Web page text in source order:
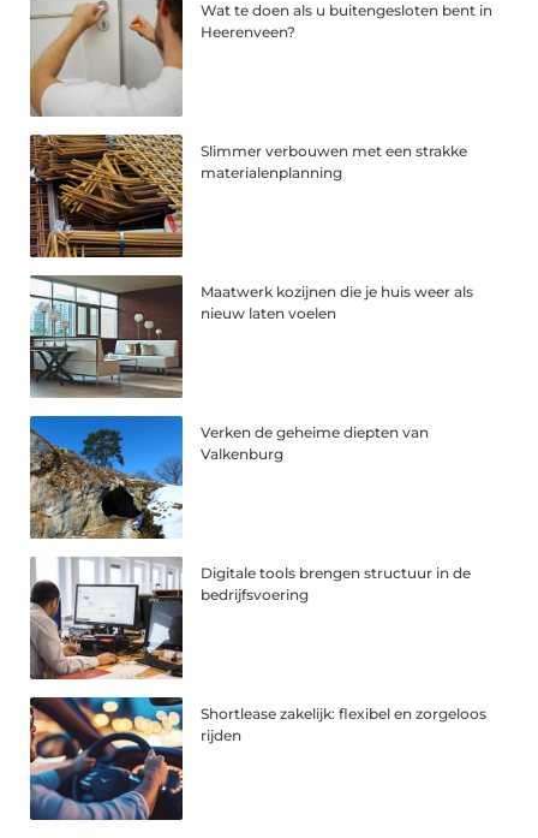
Wat te doen als u buitengesloten bent in
Heerenveen?
Slimmer verbouwen met een strakke
materialenplanning
Maatwerk kozijnen die je huis weer als
nieuw laten voelen
Verken de geheime diepten van
Valkenburg
Digitale tools brengen structuur in de
bedrijfsvoering
Shortlease zakelijk: flexibel en zorgeloos
rijden